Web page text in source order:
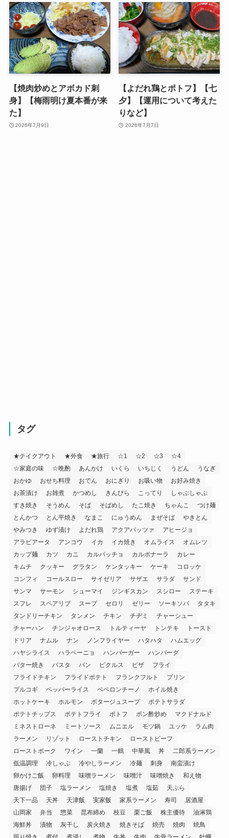
【焼肉炒めとアボカド刺
身】【梅雨明け夏本番が来
た】
2026年7月9日
【よだれ鶏とポトフ】【七
夕】【運用について考えた
りなど】
2026年7月7日
タグ
★テイクアウト ★外食 ★旅行 ☆1 ☆2 ☆3
☆4
☆家庭の味
☆晩酌 あんかけ いくら いちじく うどん
うなぎ
おかゆ
おせち料理 おでん おにぎり お吸い物
お好み焼き
お茶漬け
お雑煮 かつめし きんぴら こってり
しゃぶしゃぶ
すき焼き
そうめん そば そばめし たこ焼き ちゃんこ
つけ麺
とんかつ
とん平焼き なまこ にゅうめん まぜそば
やきとん
やみつき
ゆず漬け よだれ鶏 アクアパッツァ
アヒージョ
アラビアータ
アンコウ イカ イカ焼き オムライス
オムレツ
カップ麺
カツ カニ カルパッチョ カルボナーラ
カレー
キムチ
クッキー グラタン ケンタッキー ケーキ
コロッケ
コンフィ
コールスロー サイゼリア サザエ サラダ
サンド
サンマ
サーモン シューマイ ジンギスカン スシロー
ステーキ
スフレ
スペアリブ スープ セロリ ゼリー ソーキソバ
タタキ
タンドリーチキン
タンメン チキン チヂミ
チャーシュー
チャーハン
チンジャオロース トルティーヤ トンテキ
トースト
ドリア
ナムル ナン ノンフライヤー ハタハタ
ハムエッグ
ハヤシライス
ハラペーニョ ハンバーガー
ハンバーグ
バター焼き
パスタ パン ピクルス ピザ
フライ
フライドチキン
フライドポテト フランクフルト
プリン
プルコギ
ペッパーライス ペペロンチーノ
ホイル焼き
ホットケーキ
ホルモン ポタージュスープ
ポテトサラダ
ポテトチップス
ポテトフライ ポトフ ポン酢炒め
マクドナルド
ミネストローネ
ミートソース ムニエル モツ鍋 ユッケ
ラム肉
ラーメン
リゾット ローストチキン
ローストビーフ
ローストポーク
ワイン 一蘭 一鶴 中華風 丼
二郎系ラーメン
低温調理
冷しゃぶ 冷やしラーメン 冷麺 刺身
南蛮漬け
卵かけご飯
卵料理 味噌ラーメン 味噌汁 味噌焼き
和え物
唐揚げ
団子 塩ラーメン 塩焼き 塩煮 塩茹
天ぷら
天下一品
天丼 天津飯 実家飯 家系ラーメン 寿司
居酒屋
山岡家
弁当 惣菜 昆布締め 枝豆 栗ご飯 株主優待
油淋鶏
海鮮丼
漬物 灰干し 炭火焼き 焼きそば 焼売 焼肉
焼鳥